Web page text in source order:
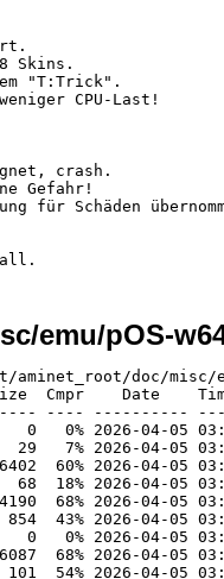
Skins.
"T:Trick".
CPU-Last!
crash.
Gefahr!
für Schäden
emu/pOS-
pOS-AmiZip/PowerOS/obey/BOOT37.BAT
     109  Defl:X       98  10% 2026-04-05 03:00 b1aff0c5  pOS-AmiZip/PowerOS/obey/BOOT38.BAT
     216  Defl:X      157  27% 2026-04-05 03:00 3eb58a3d  pOS-AmiZip/PowerOS/obey/BOOT4.BAT
      88  Defl:X       86   2% 2026-04-05 03:00 45efc504  pOS-AmiZip/PowerOS/obey/BOOT41.BAT
     137  Defl:X      106  23% 2026-04-05 03:00 73c1e5de  pOS-AmiZip/PowerOS/obey/BOOT42.BAT
     137  Defl:X      108  21% 2026-04-05 03:00 27450209  pOS-AmiZip/PowerOS/obey/BOOT43.BAT
     149  Defl:X      111  26% 2026-04-05 03:00 02d88719  pOS-AmiZip/PowerOS/obey/BOOT44.BAT
     129  Defl:X      104  19% 2026-04-05 03:00 85a102e9  pOS-AmiZip/PowerOS/obey/BOOT45.BAT
      87  Defl:X       81   7% 2026-04-05 03:00 420f1c97  pOS-AmiZip/PowerOS/obey/BOOT46.BAT
      98  Defl:X       87  11% 2026-04-05 03:00 507fd1cb  pOS-AmiZip/PowerOS/obey/BOOT47.BAT
      59  Defl:X       49  17% 2026-04-05 03:00 b789501d  pOS-AmiZip/PowerOS/obey/BOOT48.BAT
     206  Defl:X      142  31% 2026-04-05 03:00 f1c26601  pOS-AmiZip/PowerOS/obey/BOOT5.BAT
     208  Defl:X      135  35% 2026-04-05 03:00 d5373c59  pOS-AmiZip/PowerOS/obey/BOOT6.BAT
     207  Defl:X      136  34% 2026-04-05 03:00 63e2d2a8  pOS-AmiZip/PowerOS/obey/BOOT7.BAT
     202  Defl:X      137  32% 2026-04-05 03:00 1706a1bb  pOS-AmiZip/PowerOS/obey/BOOT8.BAT
      76  Defl:X       74   3% 2026-04-05 03:00 b381b77e  pOS-AmiZip/PowerOS/obey/BOOT9.BAT
       0  Stored        0   0% 2026-04-05 03:00 00000000  pOS-AmiZip/PowerOS/style/
       0  Stored        0   0% 2026-04-05 03:00 00000000  pOS-AmiZip/PowerOS/style/skin2/
   59554  Defl:X    53611  10% 2026-04-05 03:00 d0cc6188  pOS-AmiZip/PowerOS/style/skin2/ba.jpg
 2308897  Defl:X  2285749   1% 2026-04-05 03:00 1ff50d4c  pOS-AmiZip/PowerOS/style/skin2/bk.jpg
   86298  Defl:X    83163   4% 2026-04-05 03:00 596e3e62  pOS-AmiZip/PowerOS/style/skin2/tl.jpg
   50120  Defl:X    32884  34% 2026-04-05 03:00 5b718351  pOS-AmiZip/PowerOS/style/skin2/tx.jpg
   84954  Defl:X    73461  14% 2026-04-05 03:00 00064634  pOS-AmiZip/PowerOS/style/skin2/w1.jpg
   98900  Defl:X    88213  11% 2026-04-05 03:00 e9de5008  pOS-AmiZip/PowerOS/style/skin2/w2.jpg
   88945  Defl:X    77910  12% 2026-04-05 03:00 0c0d01d5  pOS-AmiZip/PowerOS/style/skin2/w3.jpg
   86289  Defl:X    75933  12% 2026-04-05 03:00 79f56fe1  pOS-AmiZip/PowerOS/style/skin2/w4.jpg
       0  Stored        0   0% 2026-04-05 03:00 00000000  pOS-AmiZip/PowerOS/style/skin3/
   59554  Defl:X    53611  10% 2026-04-05 03:00 d0cc6188  pOS-AmiZip/PowerOS/style/skin3/ba.jpg
 2054841  Defl:X  2022274   2% 2026-04-05 03:00 b7c2196c  pOS-AmiZip/PowerOS/style/skin3/bk.jpg
   86298  Defl:X    83163   4% 2026-04-05 03:00 596e3e62  pOS-AmiZip/PowerOS/style/skin3/tl.jpg
   50120  Defl:X    32884  34% 2026-04-05 03:00 5b718351  pOS-AmiZip/PowerOS/style/skin3/tx.jpg
   84954  Defl:X    73461  14% 2026-04-05 03:00 00064634  pOS-AmiZip/PowerOS/style/skin3/w1.jpg
   98900  Defl:X    88213  11% 2026-04-05 03:00 e9de5008  pOS-AmiZip/PowerOS/style/skin3/w2.jpg
   88945  Defl:X    77910  12% 2026-04-05 03:00 0c0d01d5  pOS-AmiZip/PowerOS/style/skin3/w3.jpg
   86289  Defl:X    75933  12% 2026-04-05 03:00 79f56fe1  pOS-AmiZip/PowerOS/style/skin3/w4.jpg
       0  Stored        0   0% 2026-04-05 03:00 00000000  pOS-AmiZip/PowerOS/style/skin4/
   59554  Defl:X    53611  10% 2026-04-05 03:00 d0cc6188  pOS-AmiZip/PowerOS/style/skin4/ba.jpg
 1914518  Defl:X  1885387   2% 2026-04-05 03:00 5f03b4dd  pOS-AmiZip/PowerOS/style/skin4/bk.jpg
   86298  Defl:X    83163   4% 2026-04-05 03:00 596e3e62  pOS-AmiZip/PowerOS/style/skin4/tl.jpg
   50120  Defl:X    32884  34% 2026-04-05 03:00 5b718351  pOS-AmiZip/PowerOS/style/skin4/tx.jpg
   84954  Defl:X    73461  14% 2026-04-05 03:00